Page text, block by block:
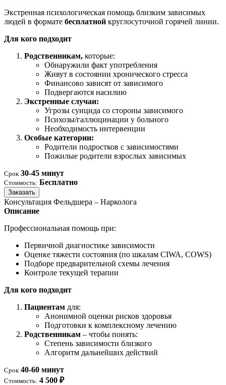
Экстренная психологическая помощь близким зависимых
людей в формате бесплатной круглосуточной горячей линии.
Для кого подходит
Родственникам, которые:
Обнаружили факт употребления
Живут в состоянии хронического стресса
Финансово зависят от зависимого
Подвергаются насилию
Экстренные случаи:
Угрозы суицида со стороны зависимого
Психозы/галлюцинации у больного
Необходимость интервенции
Особые категории:
Родители подростков с зависимостями
Пожилые родители взрослых зависимых
Срок 30-45 минут
Стоимость: Бесплатно
Заказать
Консультация Фельдшера – Нарколога
Описание
Профессиональная помощь при:
Первичной диагностике зависимости
Оценке тяжести состояния (по шкалам CIWA, COWS)
Подборе предварительной схемы лечения
Контроле текущей терапии
Для кого подходит
Пациентам для:
Анонимной оценки рисков здоровья
Подготовки к комплексному лечению
Родственникам – чтобы понять:
Степень зависимости близкого
Алгоритм дальнейших действий
Срок 40-60 минут
Стоимость: 4 500 ₽